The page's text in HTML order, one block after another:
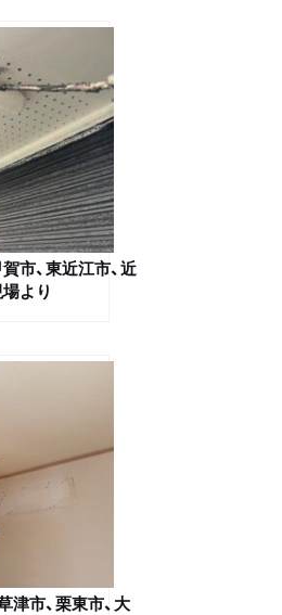
、東近江市、近
より
市、栗東市、大